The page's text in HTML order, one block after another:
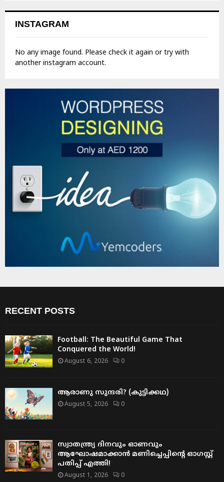
INSTAGRAM
No any image found. Please check it again or try with
another instagram account.
RECENT POSTS
Football: The Beautiful Game That
Conquered the World!
August 6, 2026 0
ആരാണു സുന്ദരി? (കുട്ടിക്കഥ)
August 5, 2026 0
സ്വാതന്ത്ര്യ ദിനവും ഓണവും
ആഘോഷമാക്കാൻ മണിച്ചെപ്പിന്റെ ഓഗസ്റ്റ്
പതിപ്പ് എത്തി!
August 1, 2026 0